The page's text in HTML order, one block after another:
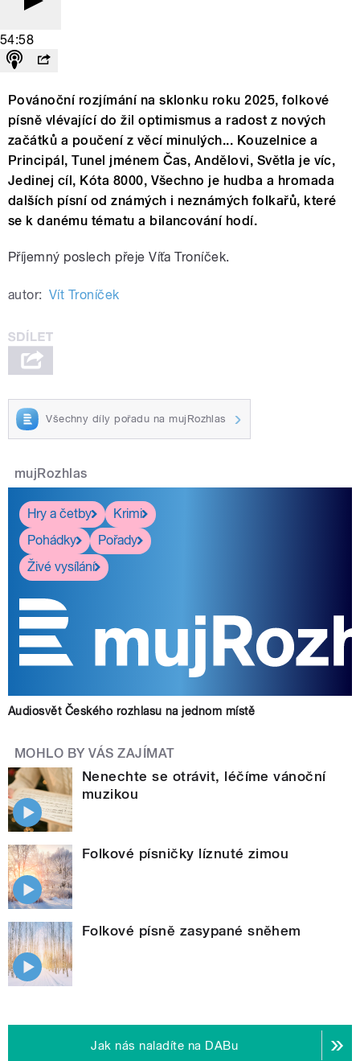
54:58
Povánoční rozjímání na sklonku roku 2025, folkové
písně vlévající do žil optimismus a radost z nových
začátků a poučení z věcí minulých... Kouzelnice a
Principál, Tunel jménem Čas, Andělovi, Světla je víc,
Jedinej cíl, Kóta 8000, Všechno je hudba a hromada
dalších písní od známých i neznámých folkařů, které
se k danému tématu a bilancování hodí.
Příjemný poslech přeje Víťa Troníček.
autor: Vít Troníček
Všechny díly pořadu na mujRozhlas
mujRozhlas
Hry a četby
Krimi
Pohádky
Pořady
Živé vysílání
Audiosvět Českého rozhlasu na jednom místě
MOHLO BY VÁS ZAJÍMAT
Nenechte se otrávit, léčíme vánoční
muzikou
Folkové písničky líznuté zimou
Folkové písně zasypané sněhem
Jak nás naladíte na DABu